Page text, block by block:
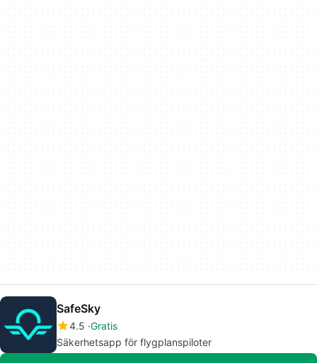
SafeSky
4.5 Gratis
Säkerhetsapp för flygplanspiloter